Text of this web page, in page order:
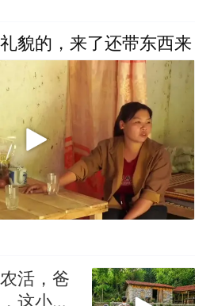
貌的，来了还带东西来
活，爸
这小家